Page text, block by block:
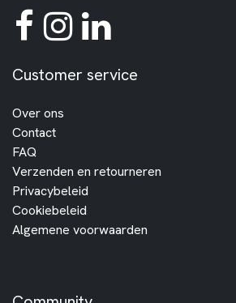
Customer service
Over ons
Contact
FAQ
Verzenden en retourneren
Privacybeleid
Cookiebeleid
Algemene voorwaarden